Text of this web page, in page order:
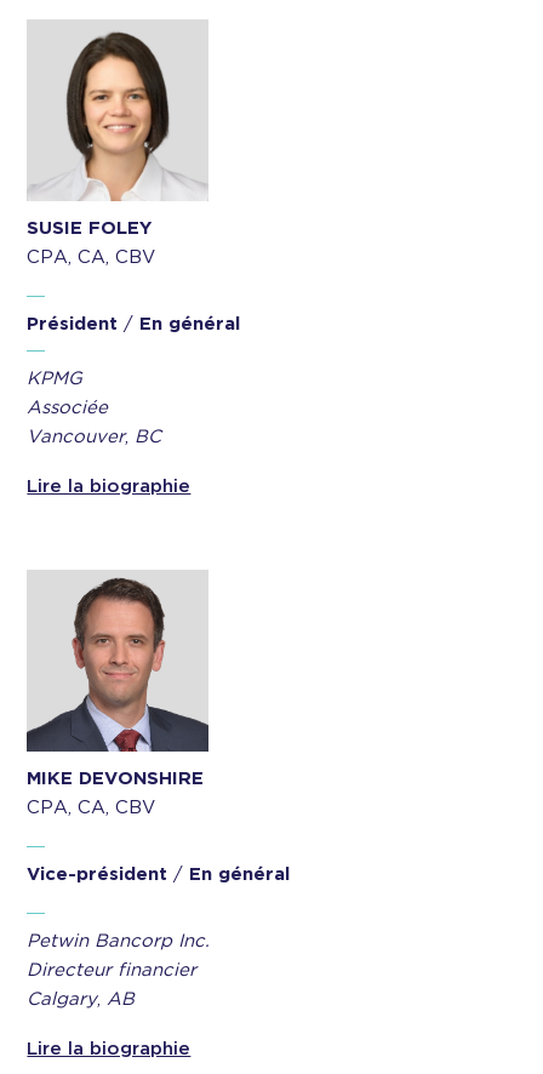
SUSIE FOLEY
CPA, CA, CBV
Président / En général
KPMG
Associée
Vancouver, BC
Lire la biographie
MIKE DEVONSHIRE
CPA, CA, CBV
Vice-président / En général
Petwin Bancorp Inc.
Directeur financier
Calgary,AB
Lire la biographie